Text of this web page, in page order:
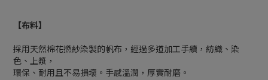
【布料】
採用天然棉花撚紗染製的帆布，經過多道加工手續，紡織、染
色、上漿，
環保、耐用且不易損壞。手感溫潤，厚實耐磨。